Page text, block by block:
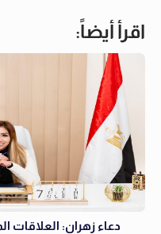
اقرأ أيضاً:
دعاء زهران: العلاقات